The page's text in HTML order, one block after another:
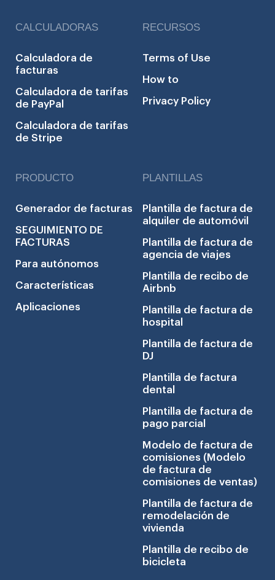
CALCULADORAS
Calculadora de
facturas
Calculadora de tarifas
de PayPal
Calculadora de tarifas
de Stripe
RECURSOS
Terms of Use
How to
Privacy Policy
PRODUCTO
Generador de facturas
SEGUIMIENTO DE
FACTURAS
Para autónomos
Características
Aplicaciones
PLANTILLAS
Plantilla de factura de
alquiler de automóvil
Plantilla de factura de
agencia de viajes
Plantilla de recibo de
Airbnb
Plantilla de factura de
hospital
Plantilla de factura de
DJ
Plantilla de factura
dental
Plantilla de factura de
pago parcial
Modelo de factura de
comisiones (Modelo
de factura de
comisiones de ventas)
Plantilla de factura de
remodelación de
vivienda
Plantilla de recibo de
bicicleta